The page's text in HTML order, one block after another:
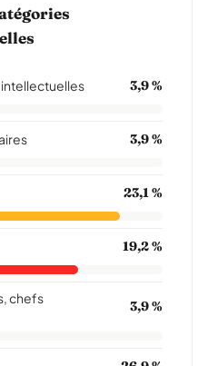
3,9 %
3,9 %
23,1 %
19,2 %
chefs
3,9 %